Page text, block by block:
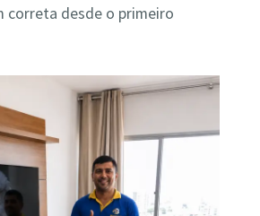
correta desde o primeiro